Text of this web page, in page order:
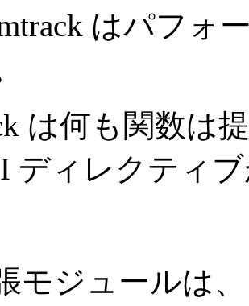
はパフォ
は何も関数は
ディレクティ
モジュールは